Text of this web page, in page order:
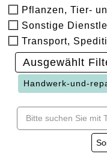
Pflanzen, Tier-
Sonstige
Transport,
Ausgewählt
Handwerk-und-